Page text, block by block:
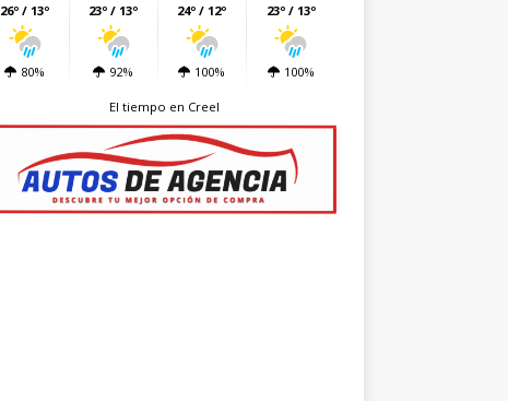
26º / 13º
80%
23º / 13º
92%
24º / 12º
100%
23º / 13º
100%
El tiempo en Creel